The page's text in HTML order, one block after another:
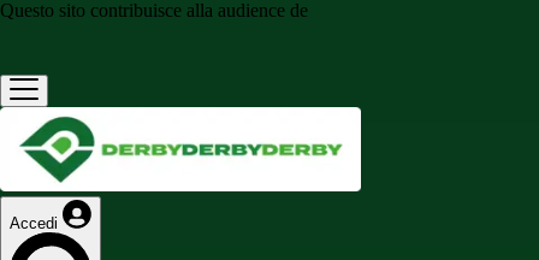
Questo sito contribuisce alla audience de
Accedi